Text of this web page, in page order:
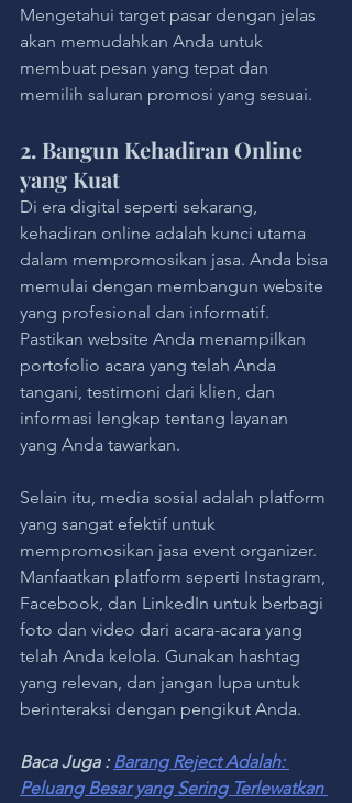
Mengetahui target pasar dengan jelas
akan memudahkan Anda untuk
membuat pesan yang tepat dan
memilih saluran promosi yang sesuai.
2. Bangun Kehadiran Online
yang Kuat
Di era digital seperti sekarang,
kehadiran online adalah kunci utama
dalam mempromosikan jasa. Anda bisa
memulai dengan membangun website
yang profesional dan informatif.
Pastikan website Anda menampilkan
portofolio acara yang telah Anda
tangani, testimoni dari klien, dan
informasi lengkap tentang layanan
yang Anda tawarkan.
Selain itu, media sosial adalah platform
yang sangat efektif untuk
mempromosikan jasa event organizer.
Manfaatkan platform seperti Instagram,
Facebook, dan LinkedIn untuk berbagi
foto dan video dari acara-acara yang
telah Anda kelola. Gunakan hashtag
yang relevan, dan jangan lupa untuk
berinteraksi dengan pengikut Anda.
Baca Juga : Barang Reject Adalah:
Peluang Besar yang Sering Terlewatkan